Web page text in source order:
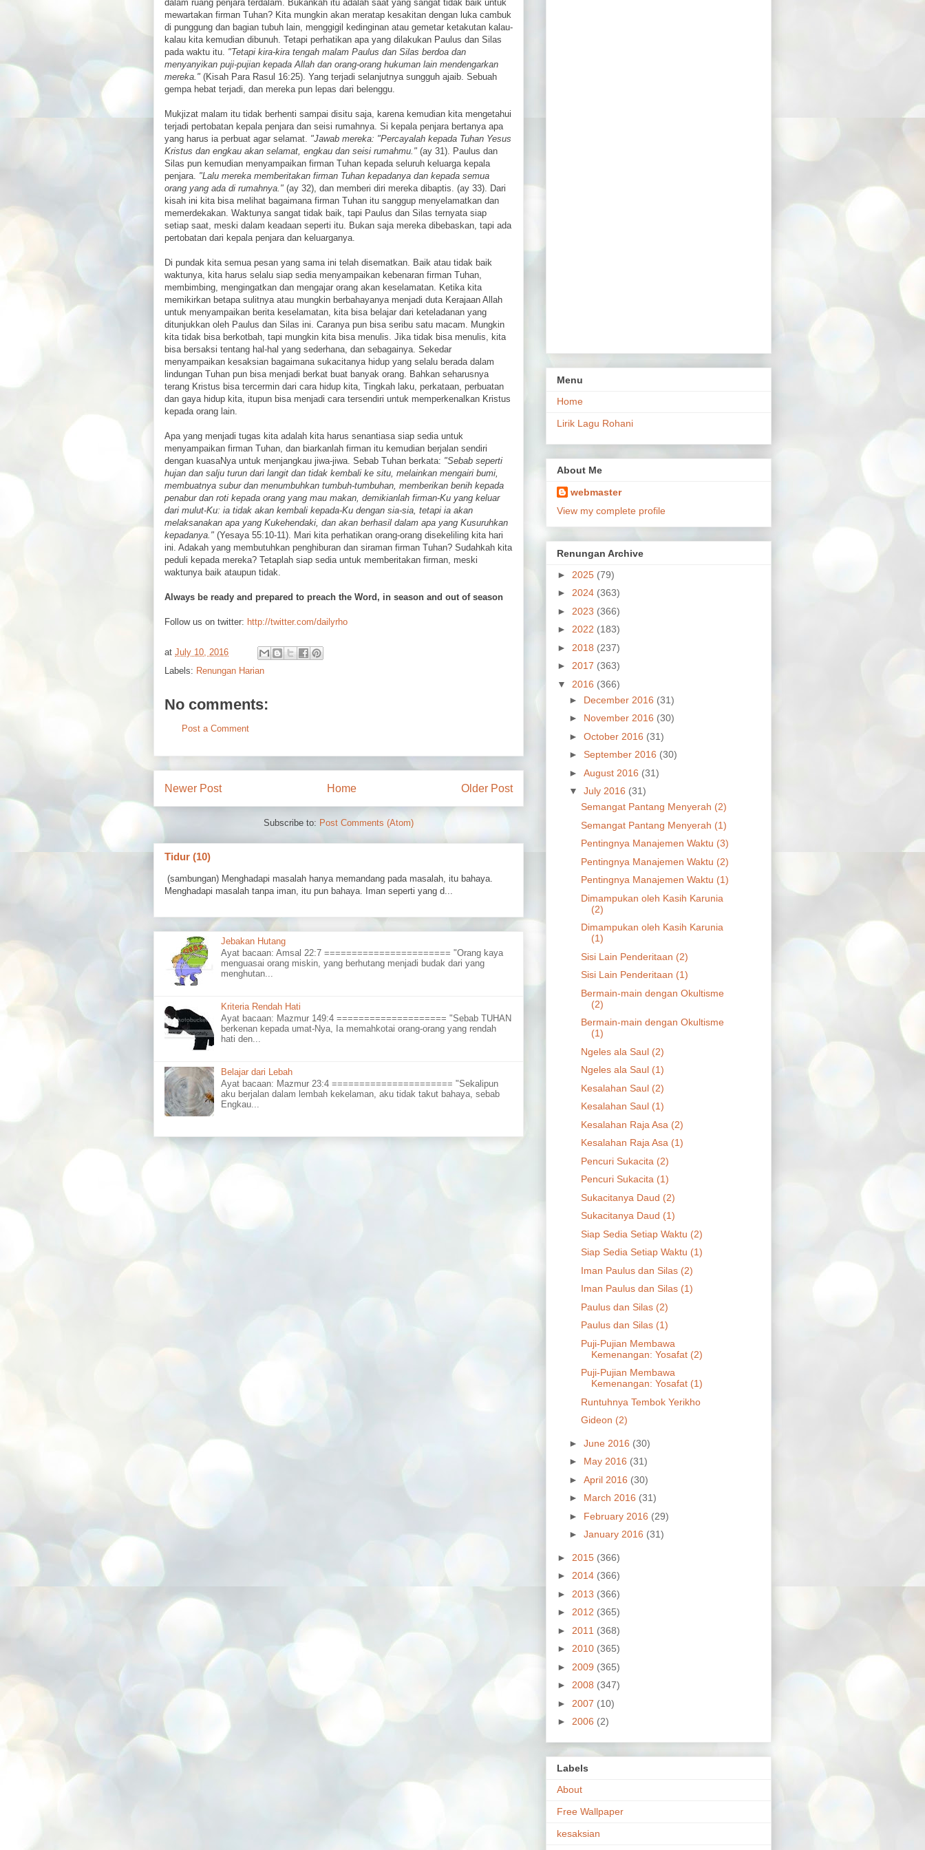
dalam ruang penjara terdalam. Bukankah itu adalah saat yang sangat tidak baik untuk
mewartakan firman Tuhan? Kita mungkin akan meratap kesakitan dengan luka cambuk
di punggung dan bagian tubuh lain, menggigil kedinginan atau gemetar ketakutan kalau-
kalau kita kemudian dibunuh. Tetapi perhatikan apa yang dilakukan Paulus dan Silas
pada waktu itu. "Tetapi kira-kira tengah malam Paulus dan Silas berdoa dan
menyanyikan puji-pujian kepada Allah dan orang-orang hukuman lain mendengarkan
mereka." (Kisah Para Rasul 16:25). Yang terjadi selanjutnya sungguh ajaib. Sebuah
gempa hebat terjadi, dan mereka pun lepas dari belenggu.
Mukjizat malam itu tidak berhenti sampai disitu saja, karena kemudian kita mengetahui
terjadi pertobatan kepala penjara dan seisi rumahnya. Si kepala penjara bertanya apa
yang harus ia perbuat agar selamat. "Jawab mereka: "Percayalah kepada Tuhan Yesus
Kristus dan engkau akan selamat, engkau dan seisi rumahmu." (ay 31). Paulus dan
Silas pun kemudian menyampaikan firman Tuhan kepada seluruh keluarga kepala
penjara. "Lalu mereka memberitakan firman Tuhan kepadanya dan kepada semua
orang yang ada di rumahnya." (ay 32), dan memberi diri mereka dibaptis. (ay 33). Dari
kisah ini kita bisa melihat bagaimana firman Tuhan itu sanggup menyelamatkan dan
memerdekakan. Waktunya sangat tidak baik, tapi Paulus dan Silas ternyata siap
setiap saat, meski dalam keadaan seperti itu. Bukan saja mereka dibebaskan, tapi ada
pertobatan dari kepala penjara dan keluarganya.
Di pundak kita semua pesan yang sama ini telah disematkan. Baik atau tidak baik
waktunya, kita harus selalu siap sedia menyampaikan kebenaran firman Tuhan,
membimbing, mengingatkan dan mengajar orang akan keselamatan. Ketika kita
memikirkan betapa sulitnya atau mungkin berbahayanya menjadi duta Kerajaan Allah
untuk menyampaikan berita keselamatan, kita bisa belajar dari keteladanan yang
ditunjukkan oleh Paulus dan Silas ini. Caranya pun bisa seribu satu macam. Mungkin
kita tidak bisa berkotbah, tapi mungkin kita bisa menulis. Jika tidak bisa menulis, kita
bisa bersaksi tentang hal-hal yang sederhana, dan sebagainya. Sekedar
menyampaikan kesaksian bagaimana sukacitanya hidup yang selalu berada dalam
lindungan Tuhan pun bisa menjadi berkat buat banyak orang. Bahkan seharusnya
terang Kristus bisa tercermin dari cara hidup kita, Tingkah laku, perkataan, perbuatan
dan gaya hidup kita, itupun bisa menjadi cara tersendiri untuk memperkenalkan Kristus
kepada orang lain.
Apa yang menjadi tugas kita adalah kita harus senantiasa siap sedia untuk
menyampaikan firman Tuhan, dan biarkanlah firman itu kemudian berjalan sendiri
dengan kuasaNya untuk menjangkau jiwa-jiwa. Sebab Tuhan berkata: "Sebab seperti
hujan dan salju turun dari langit dan tidak kembali ke situ, melainkan mengairi bumi,
membuatnya subur dan menumbuhkan tumbuh-tumbuhan, memberikan benih kepada
penabur dan roti kepada orang yang mau makan, demikianlah firman-Ku yang keluar
dari mulut-Ku: ia tidak akan kembali kepada-Ku dengan sia-sia, tetapi ia akan
melaksanakan apa yang Kukehendaki, dan akan berhasil dalam apa yang Kusuruhkan
kepadanya." (Yesaya 55:10-11). Mari kita perhatikan orang-orang disekeliling kita hari
ini. Adakah yang membutuhkan penghiburan dan siraman firman Tuhan? Sudahkah kita
peduli kepada mereka? Tetaplah siap sedia untuk memberitakan firman, meski
waktunya baik ataupun tidak.
Always be ready and prepared to preach the Word, in season and out of season
Follow us on twitter: http://twitter.com/dailyrho
at July 10, 2016
Labels: Renungan Harian
No comments:
Post a Comment
Newer Post Older Post
Home
Subscribe to: Post Comments (Atom)
Tidur (10)
(sambungan) Menghadapi masalah hanya memandang pada masalah, itu bahaya.
Menghadapi masalah tanpa iman, itu pun bahaya. Iman seperti yang d...
Jebakan Hutang
Ayat bacaan: Amsal 22:7 ======================= "Orang kaya
menguasai orang miskin, yang berhutang menjadi budak dari yang
menghutan...
Kriteria Rendah Hati
Ayat bacaan: Mazmur 149:4 ==================== "Sebab TUHAN
berkenan kepada umat-Nya, Ia memahkotai orang-orang yang rendah
hati den...
Belajar dari Lebah
Ayat bacaan: Mazmur 23:4 ====================== "Sekalipun
aku berjalan dalam lembah kekelaman, aku tidak takut bahaya, sebab
Engkau...
Menu
Home
Lirik Lagu Rohani
About Me
webmaster
View my complete profile
Renungan Archive
► 2025 (79)
► 2024 (363)
► 2023 (366)
► 2022 (183)
► 2018 (237)
► 2017 (363)
▼ 2016 (366)
► December 2016 (31)
► November 2016 (30)
► October 2016 (31)
► September 2016 (30)
► August 2016 (31)
▼ July 2016 (31)
Semangat Pantang Menyerah (2)
Semangat Pantang Menyerah (1)
Pentingnya Manajemen Waktu (3)
Pentingnya Manajemen Waktu (2)
Pentingnya Manajemen Waktu (1)
Dimampukan oleh Kasih Karunia
(2)
Dimampukan oleh Kasih Karunia
(1)
Sisi Lain Penderitaan (2)
Sisi Lain Penderitaan (1)
Bermain-main dengan Okultisme
(2)
Bermain-main dengan Okultisme
(1)
Ngeles ala Saul (2)
Ngeles ala Saul (1)
Kesalahan Saul (2)
Kesalahan Saul (1)
Kesalahan Raja Asa (2)
Kesalahan Raja Asa (1)
Pencuri Sukacita (2)
Pencuri Sukacita (1)
Sukacitanya Daud (2)
Sukacitanya Daud (1)
Siap Sedia Setiap Waktu (2)
Siap Sedia Setiap Waktu (1)
Iman Paulus dan Silas (2)
Iman Paulus dan Silas (1)
Paulus dan Silas (2)
Paulus dan Silas (1)
Puji-Pujian Membawa
Kemenangan: Yosafat (2)
Puji-Pujian Membawa
Kemenangan: Yosafat (1)
Runtuhnya Tembok Yerikho
Gideon (2)
► June 2016 (30)
► May 2016 (31)
► April 2016 (30)
► March 2016 (31)
► February 2016 (29)
► January 2016 (31)
► 2015 (366)
► 2014 (366)
► 2013 (366)
► 2012 (365)
► 2011 (368)
► 2010 (365)
► 2009 (365)
► 2008 (347)
► 2007 (10)
► 2006 (2)
Labels
About
Free Wallpaper
kesaksian